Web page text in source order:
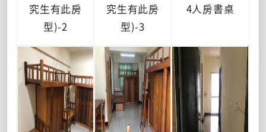
究生有此房
型)-2
究生有此房
型)-3
4人房書桌